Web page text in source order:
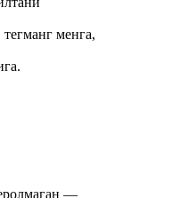
менга,
—